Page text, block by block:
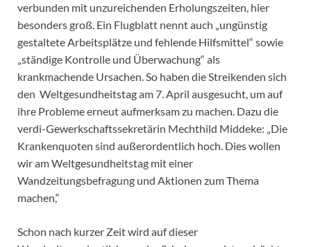
verbunden mit unzureichenden Erholungszeiten, hier
besonders groß. Ein Flugblatt nennt auch „ungünstig
gestaltete Arbeitsplätze und fehlende Hilfsmittel“ sowie
„ständige Kontrolle und Überwachung“ als
krankmachende Ursachen. So haben die Streikenden sich
den Weltgesundheitstag am 7. April ausgesucht, um auf
ihre Probleme erneut aufmerksam zu machen. Dazu die
verdi-Gewerkschaftssekretärin Mechthild Middeke: „Die
Krankenquoten sind außerordentlich hoch. Dies wollen
wir am Weltgesundheitstag mit einer
Wandzeitungsbefragung und Aktionen zum Thema
machen,“
Schon nach kurzer Zeit wird auf dieser